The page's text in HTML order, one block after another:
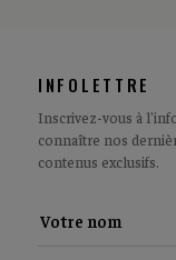
INFOLETTRE
Inscrivez-vous à
connaître nos
contenus exclusifs.